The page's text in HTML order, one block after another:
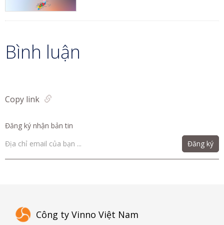
Bình luận
Copy link
Đăng ký nhận bản tin
Đăng ký
Công ty Vinno Việt Nam